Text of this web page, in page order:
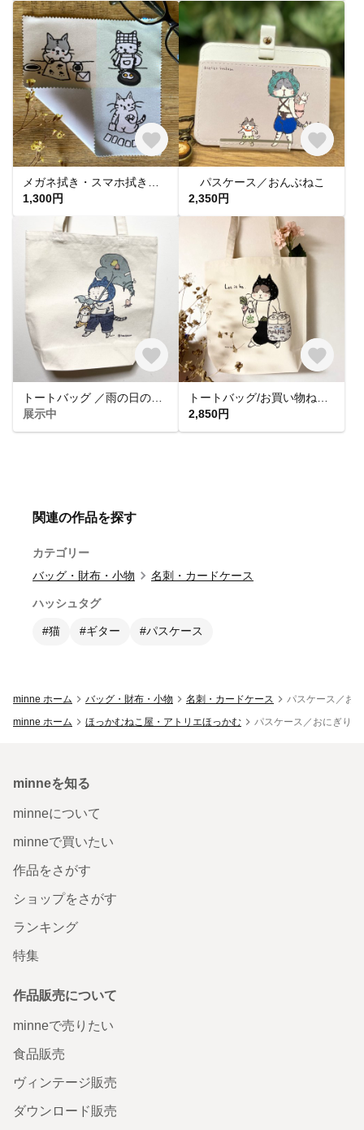
1,300円
パスケース／おんぶねこ
2,350円
展示中
2,850円
関連の作品を探す
カテゴリー
バッグ・財布・小物
名刺・カードケース
ハッシュタグ
#猫 #ギター #パスケース
minne ホーム バッグ・財布・小物 名刺・カードケース
パスケース／お
minne ホーム
ほっかむねこ屋・アトリエほっかむ パスケース／おにぎり
minneを知る
minneについて
minneで買いたい
作品をさがす
ショップをさがす
ランキング
特集
作品販売について
minneで売りたい
食品販売
ヴィンテージ販売
ダウンロード販売